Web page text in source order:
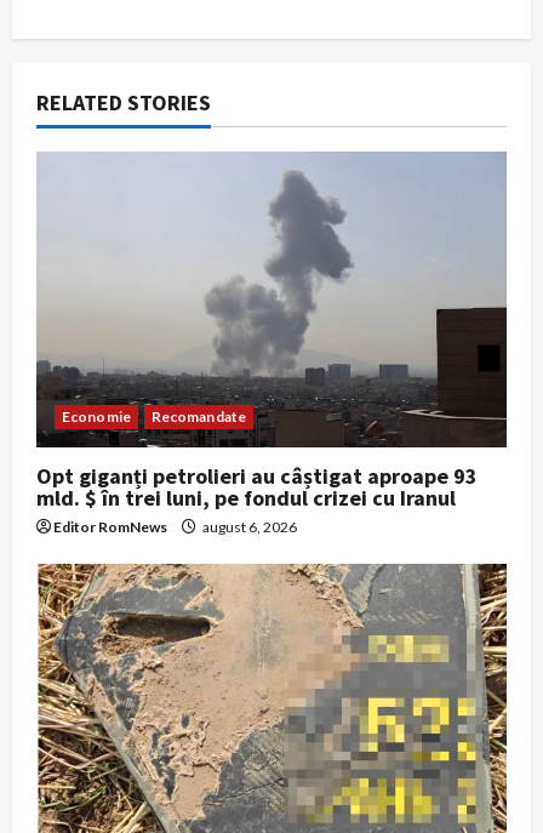
v
i
i
o
n
RELATED STORIES
Economie Recomandate
Opt giganți petrolieri au câștigat aproape 93
mld. $ în trei luni, pe fondul crizei cu Iranul
Editor RomNews august 6, 2026